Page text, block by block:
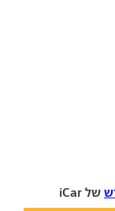
של iCar